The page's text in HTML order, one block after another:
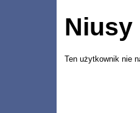
Niusy
Ten użytkownik nie